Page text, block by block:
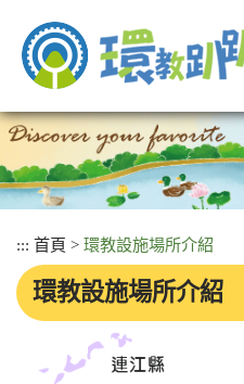
容
塊
::: 首頁 > 環教設施場所介紹
環教設施場所介紹